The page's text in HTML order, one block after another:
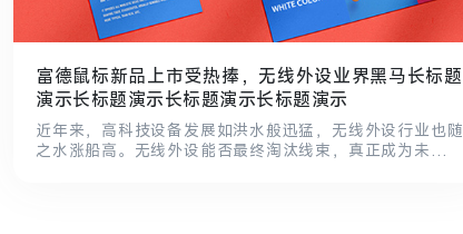
富德鼠标新品上市受热捧，无线外设业界黑马长标题
演示长标题演示长标题演示长标题演示
近年来，高科技设备发展如洪水般迅猛，无线外设行业也随
之水涨船高。无线外设能否最终淘汰线束，真正成为未来的